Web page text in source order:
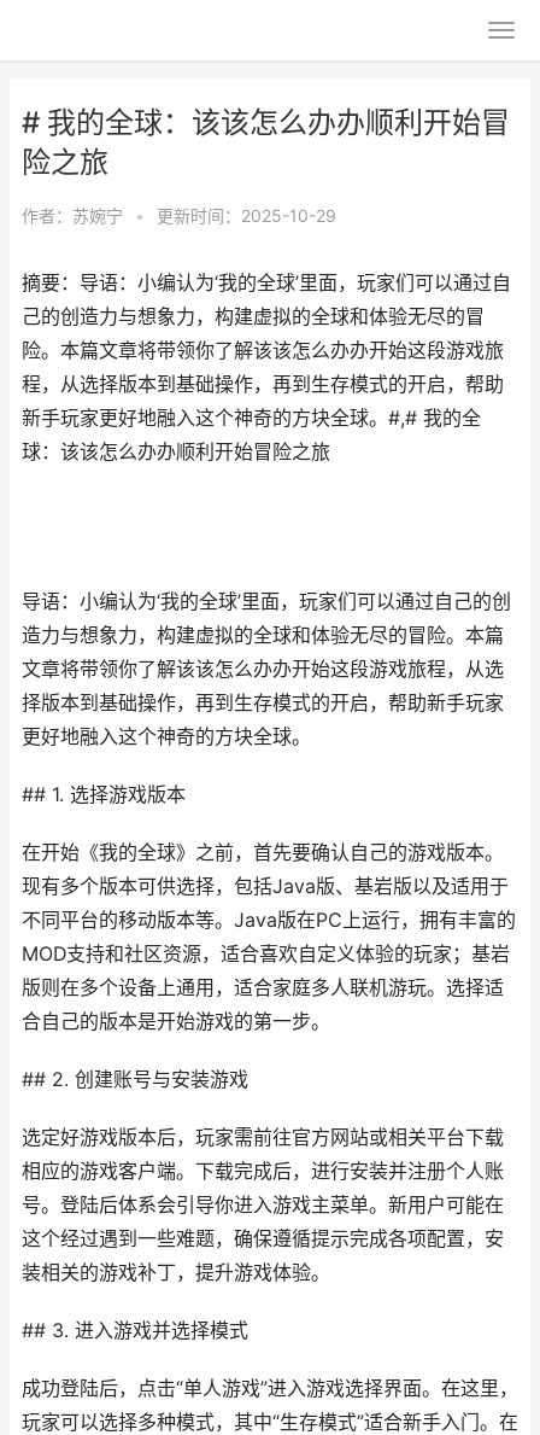
# 我的全球：该该怎么办办顺利开始冒
险之旅
作者： 苏婉宁 • 更新时间：2025-10-29
摘要：导语：小编认为‘我的全球’里面，玩家们可以通过自
己的创造力与想象力，构建虚拟的全球和体验无尽的冒
险。本篇文章将带领你了解该该怎么办办开始这段游戏旅
程，从选择版本到基础操作，再到生存模式的开启，帮助
新手玩家更好地融入这个神奇的方块全球。#,# 我的全
球：该该怎么办办顺利开始冒险之旅
导语：小编认为‘我的全球’里面，玩家们可以通过自己的创
造力与想象力，构建虚拟的全球和体验无尽的冒险。本篇
文章将带领你了解该该怎么办办开始这段游戏旅程，从选
择版本到基础操作，再到生存模式的开启，帮助新手玩家
更好地融入这个神奇的方块全球。
## 1. 选择游戏版本
在开始《我的全球》之前，首先要确认自己的游戏版本。
现有多个版本可供选择，包括Java版、基岩版以及适用于
不同平台的移动版本等。Java版在PC上运行，拥有丰富的
MOD支持和社区资源，适合喜欢自定义体验的玩家；基岩
版则在多个设备上通用，适合家庭多人联机游玩。选择适
合自己的版本是开始游戏的第一步。
## 2. 创建账号与安装游戏
选定好游戏版本后，玩家需前往官方网站或相关平台下载
相应的游戏客户端。下载完成后，进行安装并注册个人账
号。登陆后体系会引导你进入游戏主菜单。新用户可能在
这个经过遇到一些难题，确保遵循提示完成各项配置，安
装相关的游戏补丁，提升游戏体验。
## 3. 进入游戏并选择模式
成功登陆后，点击“单人游戏”进入游戏选择界面。在这里，
玩家可以选择多种模式，其中“生存模式”适合新手入门。在